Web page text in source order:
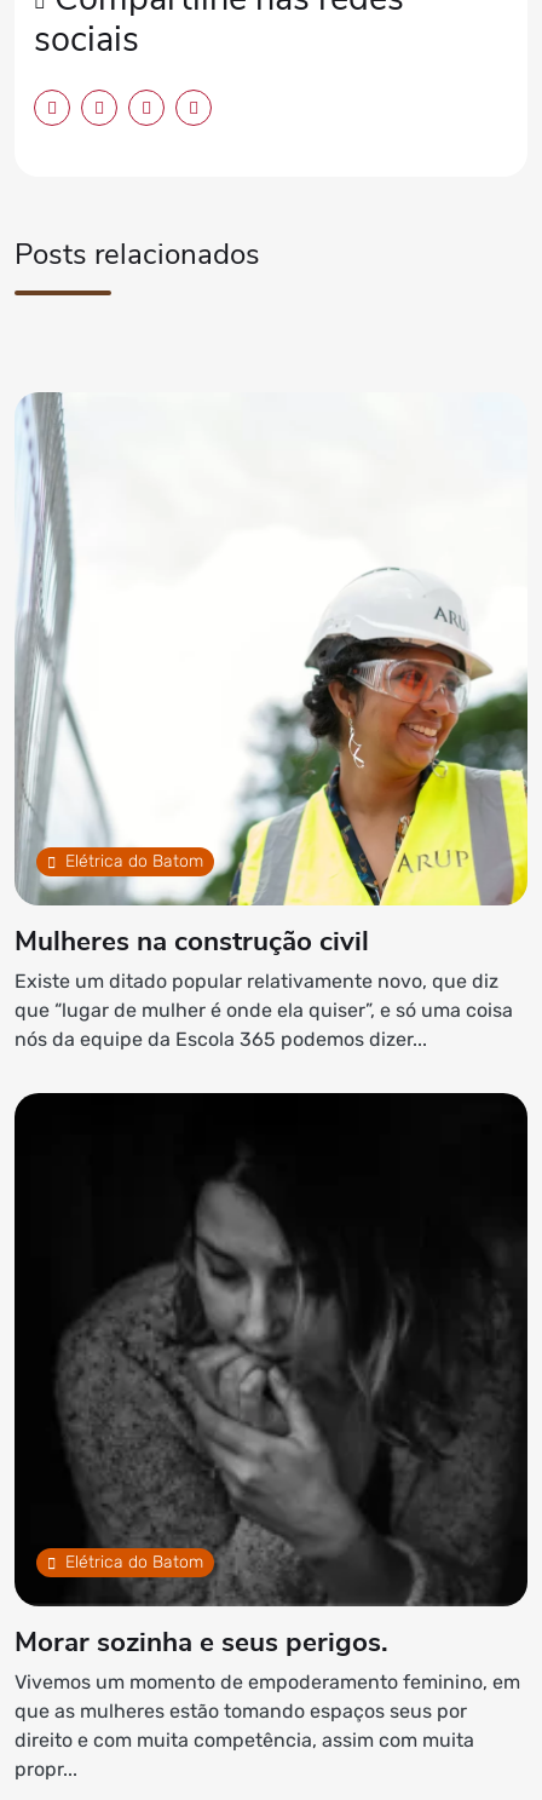
sociais
Posts relacionados
Elétrica do Batom
Mulheres na construção civil
Existe um ditado popular relativamente novo, que diz
que “lugar de mulher é onde ela quiser”, e só uma coisa
nós da equipe da Escola 365 podemos dizer...
Elétrica do Batom
Morar sozinha e seus perigos.
Vivemos um momento de empoderamento feminino, em
que as mulheres estão tomando espaços seus por
direito e com muita competência, assim com muita
propr...